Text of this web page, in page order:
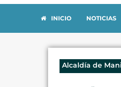
INICIO NOTICIAS
Alcaldía de